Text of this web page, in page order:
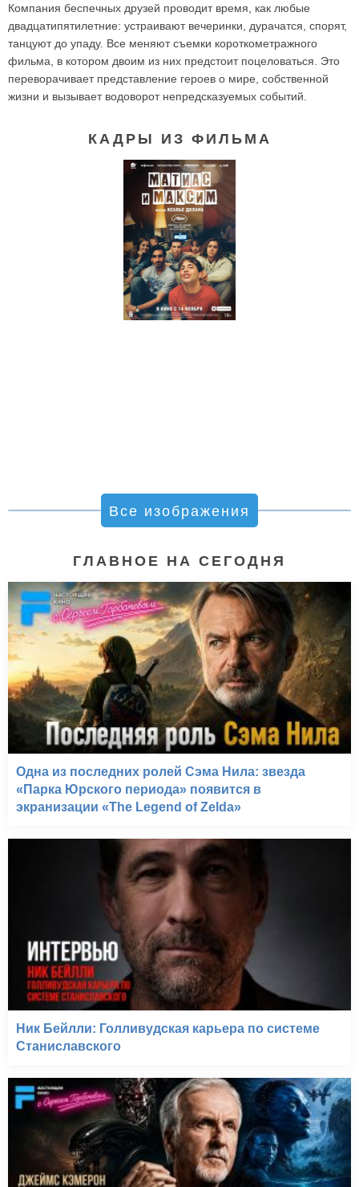
Компания беспечных друзей проводит время, как любые
двадцатипятилетние: устраивают вечеринки, дурачатся, спорят,
танцуют до упаду. Все меняют съемки короткометражного
фильма, в котором двоим из них предстоит поцеловаться. Это
переворачивает представление героев о мире, собственной
жизни и вызывает водоворот непредсказуемых событий.
КАДРЫ ИЗ ФИЛЬМА
Все изображения
ГЛАВНОЕ НА СЕГОДНЯ
Одна из последних ролей Сэма Нила: звезда
«Парка Юрского периода» появится в
экранизации «The Legend of Zelda»
Ник Бейлли: Голливудская карьера по системе
Станиславского